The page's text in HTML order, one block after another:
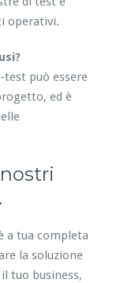
operativi.
può essere
ed è
a tua completa
la soluzione
tuo business,